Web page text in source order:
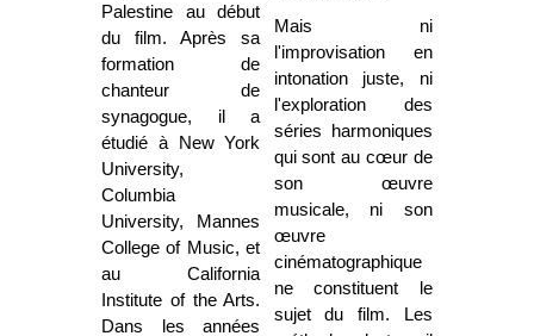
Palestine au début
du film. Après sa
formation de
chanteur de
synagogue, il a
étudié à New York
University,
Columbia
University, Mannes
College of Music, et
au California
Institute of the Arts.
Dans les années
Mais ni
l'improvisation en
intonation juste, ni
l'exploration des
séries harmoniques
qui sont au cœur de
son œuvre
musicale, ni son
œuvre
cinématographique
ne constituent le
sujet du film. Les